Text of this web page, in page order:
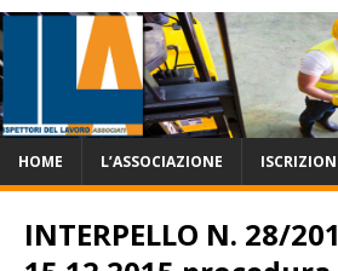
HOME L’ASSOCIAZIONE
INTERPELLO N. 28/